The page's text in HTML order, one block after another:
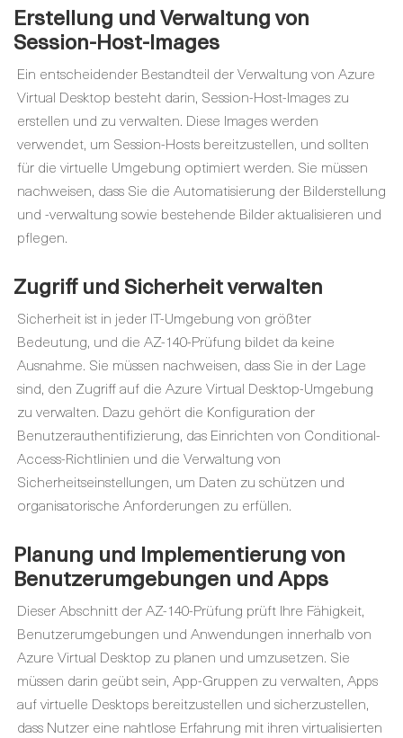
Erstellung und Verwaltung von
Session-Host-Images
Ein entscheidender Bestandteil der Verwaltung von Azure
Virtual Desktop besteht darin, Session-Host-Images zu
erstellen und zu verwalten. Diese Images werden
verwendet, um Session-Hosts bereitzustellen, und sollten
für die virtuelle Umgebung optimiert werden. Sie müssen
nachweisen, dass Sie die Automatisierung der Bilderstellung
und -verwaltung sowie bestehende Bilder aktualisieren und
pflegen.
Zugriff und Sicherheit verwalten
Sicherheit ist in jeder IT-Umgebung von größter
Bedeutung, und die AZ-140-Prüfung bildet da keine
Ausnahme. Sie müssen nachweisen, dass Sie in der Lage
sind, den Zugriff auf die Azure Virtual Desktop-Umgebung
zu verwalten. Dazu gehört die Konfiguration der
Benutzerauthentifizierung, das Einrichten von Conditional-
Access-Richtlinien und die Verwaltung von
Sicherheitseinstellungen, um Daten zu schützen und
organisatorische Anforderungen zu erfüllen.
Planung und Implementierung von
Benutzerumgebungen und Apps
Dieser Abschnitt der AZ-140-Prüfung prüft Ihre Fähigkeit,
Benutzerumgebungen und Anwendungen innerhalb von
Azure Virtual Desktop zu planen und umzusetzen. Sie
müssen darin geübt sein, App-Gruppen zu verwalten, Apps
auf virtuelle Desktops bereitzustellen und sicherzustellen,
dass Nutzer eine nahtlose Erfahrung mit ihren virtualisierten